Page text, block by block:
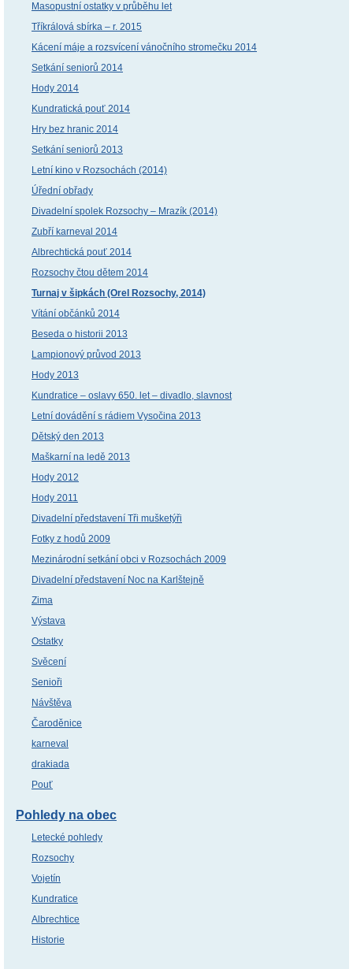
Masopustní ostatky v průběhu let
Tříkrálová sbírka – r. 2015
Kácení máje a rozsvícení vánočního stromečku 2014
Setkání seniorů 2014
Hody 2014
Kundratická pouť 2014
Hry bez hranic 2014
Setkání seniorů 2013
Letní kino v Rozsochách (2014)
Úřední obřady
Divadelní spolek Rozsochy – Mrazík (2014)
Zubří karneval 2014
Albrechtická pouť 2014
Rozsochy čtou dětem 2014
Turnaj v šipkách (Orel Rozsochy, 2014)
Vítání občánků 2014
Beseda o historii 2013
Lampionový průvod 2013
Hody 2013
Kundratice – oslavy 650. let – divadlo, slavnost
Letní dovádění s rádiem Vysočina 2013
Dětský den 2013
Maškarní na ledě 2013
Hody 2012
Hody 2011
Divadelní představení Tři mušketýři
Fotky z hodů 2009
Mezinárodní setkání obci v Rozsochách 2009
Divadelní představení Noc na Karlštejně
Zima
Výstava
Ostatky
Svěcení
Senioři
Návštěva
Čaroděnice
karneval
drakiada
Pouť
Pohledy na obec
Letecké pohledy
Rozsochy
Vojetín
Kundratice
Albrechtice
Historie